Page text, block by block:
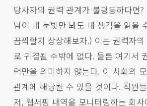
당사자의 권력 관계가 불평등하다면
님이 내 눈빛만 봐도 내 생각을 읽을
끔찍할지 상상해보자.) 이는 권력자
로 귀결될 수밖에 없다. 물론 여기서
력만을 의미하지 않는다. 이 사회의
관계에 해당될 수 있을 것이다. 직원
저, 웹서핑 내역을 모니터링하는 회